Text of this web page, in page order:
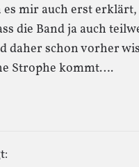
es mir auch erst
die Band ja auch
daher schon vorher
Strophe kommt….